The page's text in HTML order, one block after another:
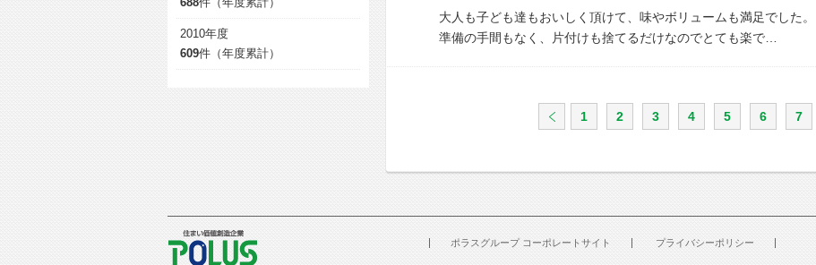
大人も子ども達もおいしく頂けて、味やボリュームも満足でした。
準備の手間もなく、片付けも捨てるだけなのでとても楽で…
1 2 3 4 5 6 7
2010年度
609件（年度累計）
ポラスグループ コーポレートサイト
プライバシーポリシー